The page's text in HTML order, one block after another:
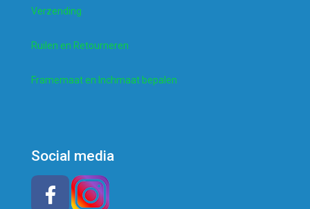
Verzending
Ruilen en Retourneren
Framemaat en Inchmaat bepalen
Social media